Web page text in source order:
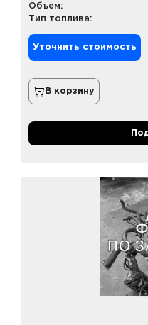
Объем:
Тип топлива:
Уточнить стоимость
В корзину